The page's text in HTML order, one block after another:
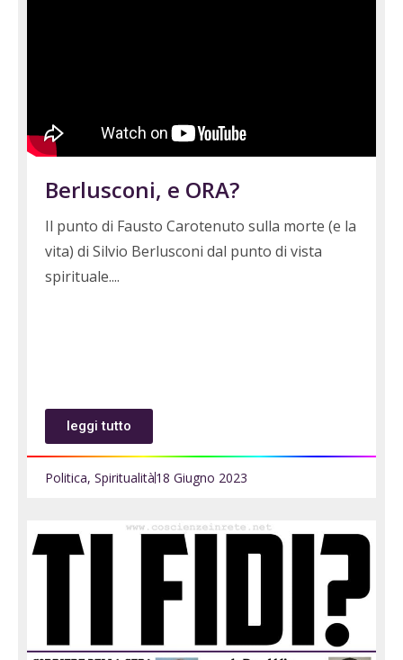
Berlusconi, e ORA?
Il punto di Fausto Carotenuto sulla morte (e la
vita) di Silvio Berlusconi dal punto di vista
spirituale.
leggi tutto
Politica, Spiritualità18 Giugno 2023